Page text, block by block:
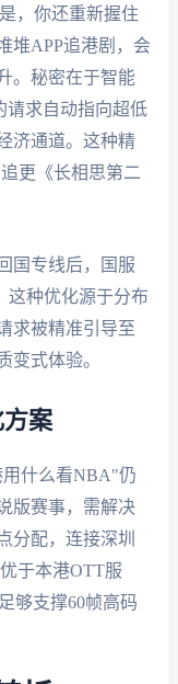
，你还重新握住
堆APP追港剧，会
。秘密在于智能
请求自动指向超低
济通道。这种精
更《长相思第二
国专线后，国服
这种优化源于分布
求被精准引导至
变式体验。
案
什么看NBA"仍
版赛事，需解决
分配，连接深圳
于本港OTT服
够支撑60帧高码